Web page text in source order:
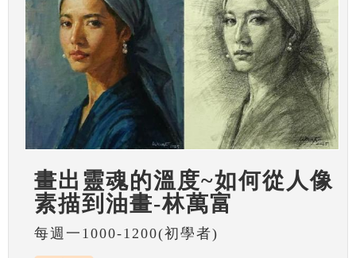
畫出靈魂的溫度~如何從人像
素描到油畫-林萬富
每週一1000-1200(初學者)